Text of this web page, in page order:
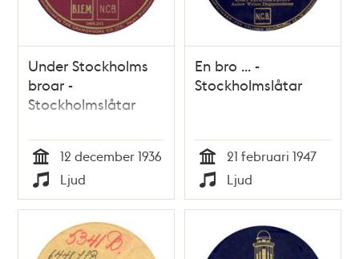
Under Stockholms
broar -
Stockholmslåtar
Tid
12 december 1936
Typ
Ljud
En bro ... -
Stockholmslåtar
Tid
21 februari 1947
Typ
Ljud